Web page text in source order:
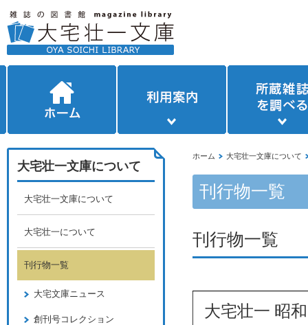
ホーム 大宅壮一文庫について
刊行物一覧
刊行物一覧
大宅壮一 昭
大宅壮一文庫について
大宅壮一文庫について
大宅壮一について
刊行物一覧
大宅文庫ニュース
創刊号コレクション